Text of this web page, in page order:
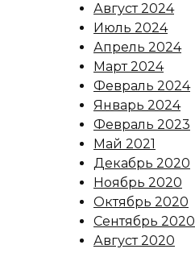
Август 2024
Июль 2024
Апрель 2024
Март 2024
Февраль 2024
Январь 2024
Февраль 2023
Май 2021
Декабрь 2020
Ноябрь 2020
Октябрь 2020
Сентябрь 2020
Август 2020